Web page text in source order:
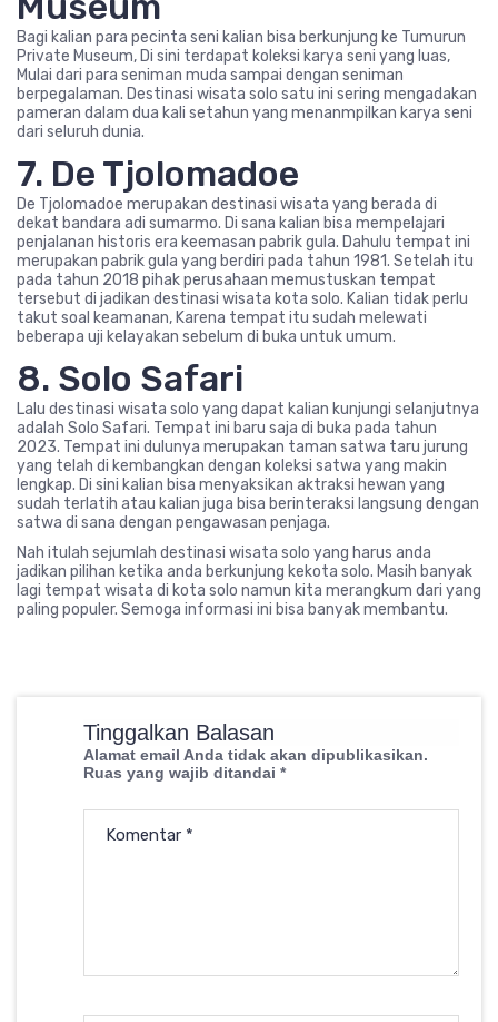
Bagi kalian para pecinta seni kalian bisa berkunjung ke Tumurun
Private Museum, Di sini terdapat koleksi karya seni yang luas,
Mulai dari para seniman muda sampai dengan seniman
berpegalaman. Destinasi wisata solo satu ini sering mengadakan
pameran dalam dua kali setahun yang menanmpilkan karya seni
dari seluruh dunia.
7. De Tjolomadoe
De Tjolomadoe merupakan destinasi wisata yang berada di
dekat bandara adi sumarmo. Di sana kalian bisa mempelajari
penjalanan historis era keemasan pabrik gula. Dahulu tempat ini
merupakan pabrik gula yang berdiri pada tahun 1981. Setelah itu
pada tahun 2018 pihak perusahaan memustuskan tempat
tersebut di jadikan destinasi wisata kota solo. Kalian tidak perlu
takut soal keamanan, Karena tempat itu sudah melewati
beberapa uji kelayakan sebelum di buka untuk umum.
8. Solo Safari
Lalu destinasi wisata solo yang dapat kalian kunjungi selanjutnya
adalah Solo Safari. Tempat ini baru saja di buka pada tahun
2023. Tempat ini dulunya merupakan taman satwa taru jurung
yang telah di kembangkan dengan koleksi satwa yang makin
lengkap. Di sini kalian bisa menyaksikan aktraksi hewan yang
sudah terlatih atau kalian juga bisa berinteraksi langsung dengan
satwa di sana dengan pengawasan penjaga.
Nah itulah sejumlah destinasi wisata solo yang harus anda
jadikan pilihan ketika anda berkunjung kekota solo. Masih banyak
lagi tempat wisata di kota solo namun kita merangkum dari yang
paling populer. Semoga informasi ini bisa banyak membantu.
Tinggalkan Balasan
Alamat email Anda tidak akan dipublikasikan.
Ruas yang wajib ditandai *
Komentar *